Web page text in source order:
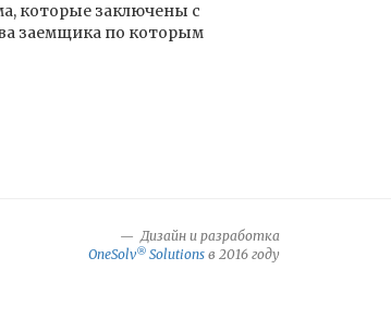
которые заключены с
заемщика по которым
Дизайн и разработка
OneSolv® Solutions в 2016 году